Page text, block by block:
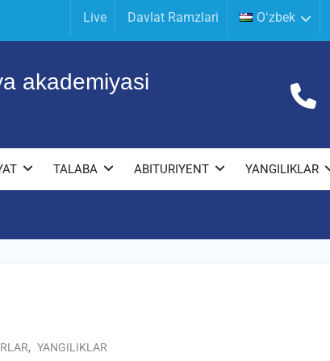
Live Davlat Ramzlari Oʻzbek
akademiyasi
TALABA ABITURIYENT YANGILIKLAR
, YANGILIKLAR